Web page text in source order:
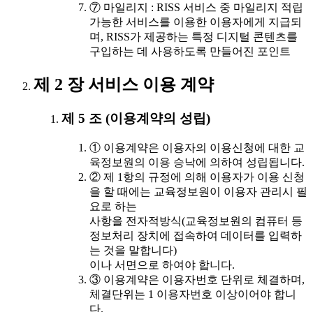
⑦ 마일리지 : RISS 서비스 중 마일리지 적립
가능한 서비스를 이용한 이용자에게 지급되
며, RISS가 제공하는 특정 디지털 콘텐츠를
구입하는 데 사용하도록 만들어진 포인트
제 2 장 서비스 이용 계약
제 5 조 (이용계약의 성립)
① 이용계약은 이용자의 이용신청에 대한 교
육정보원의 이용 승낙에 의하여 성립됩니다.
② 제 1항의 규정에 의해 이용자가 이용 신청
을 할 때에는 교육정보원이 이용자 관리시 필
요로 하는
사항을 전자적방식(교육정보원의 컴퓨터 등
정보처리 장치에 접속하여 데이터를 입력하
는 것을 말합니다)
이나 서면으로 하여야 합니다.
③ 이용계약은 이용자번호 단위로 체결하며,
체결단위는 1 이용자번호 이상이어야 합니
다.